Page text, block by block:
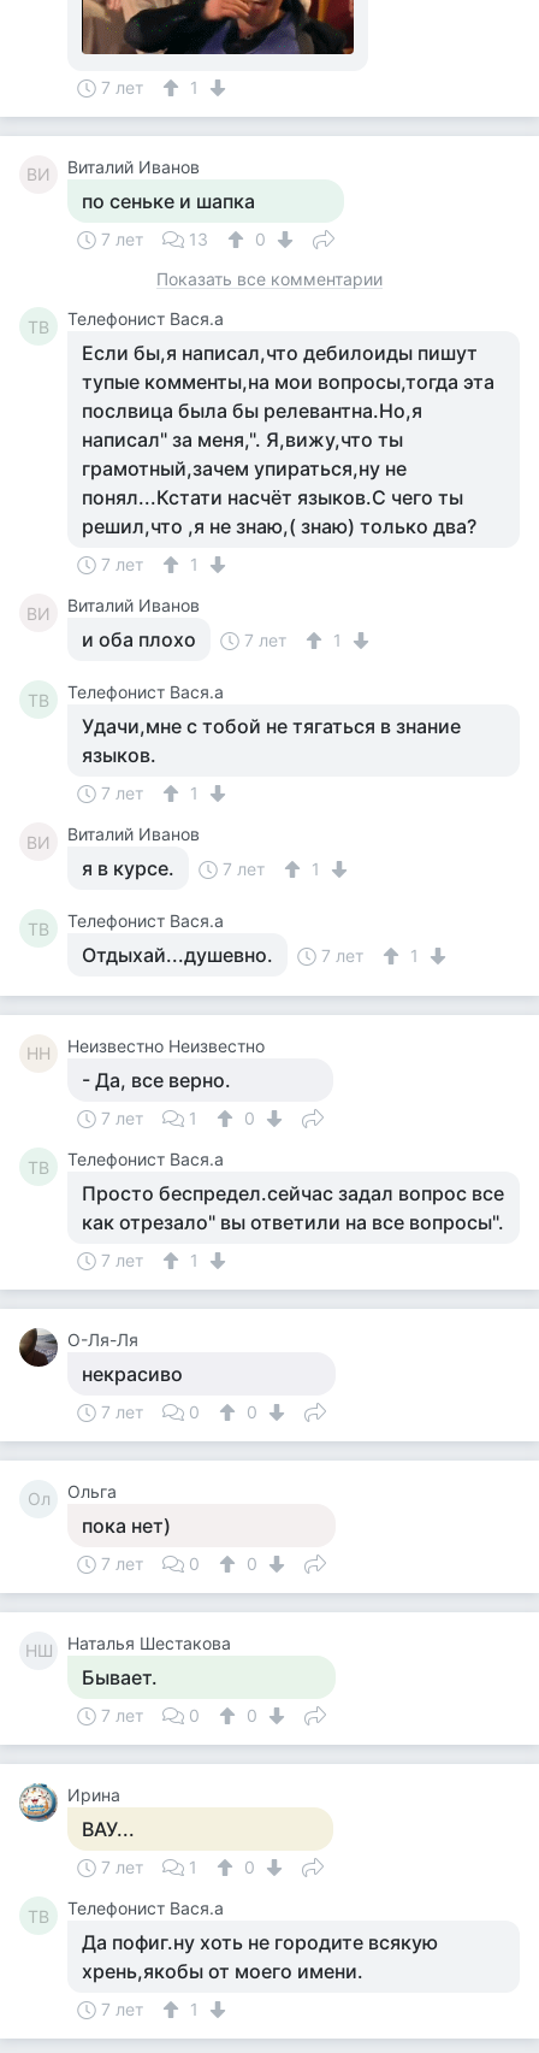
7 лет 1
ВИ Виталий Иванов
по сеньке и шапка
7 лет 13
0
Показать все комментарии
ТВ Телефонист Вася.а
Если бы,я написал,что дебилоиды пишут
тупые комменты,на мои вопросы,тогда эта
послвица была бы релевантна.Но,я
написал" за меня,". Я,вижу,что ты
грамотный,зачем упираться,ну не
понял...Кстати насчёт языков.С чего ты
решил,что ,я не знаю,( знаю) только два?
7 лет 1
ВИ Виталий Иванов
и оба плохо 7 лет 1
ТВ Телефонист Вася.а
Удачи,мне с тобой не тягаться в знание
языков.
7 лет 1
ВИ Виталий Иванов
я в курсе. 7 лет 1
ТВ Телефонист Вася.а
Отдыхай...душевно. 7 лет 1
НН Неизвестно Неизвестно
- Да, все верно.
7 лет 1 0
ТВ Телефонист Вася.а
Просто беспредел.сейчас задал вопрос все
как отрезало" вы ответили на все вопросы".
7 лет 1
О-Ля-Ля
некрасиво
7 лет 0 0
Ол Ольга
пока нет)
7 лет 0 0
НШ Наталья Шестакова
Бывает.
7 лет 0 0
Ирина
ВАУ...
7 лет 1 0
ТВ Телефонист Вася.а
Да пофиг.ну хоть не городите всякую
хрень,якобы от моего имени.
7 лет 1